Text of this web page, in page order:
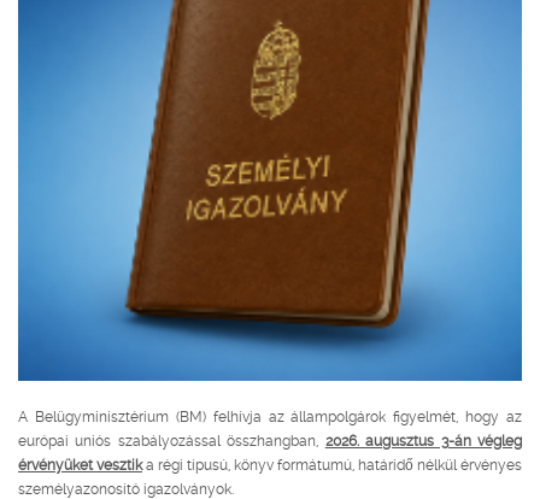
A Belügyminisztérium (BM) felhívja az állampolgárok figyelmét, hogy az
európai uniós szabályozással összhangban, 2026. augusztus 3-án végleg
érvényüket vesztika régi típusú, könyv formátumú, határidő nélkül érvényes
személyazonosító igazolványok.